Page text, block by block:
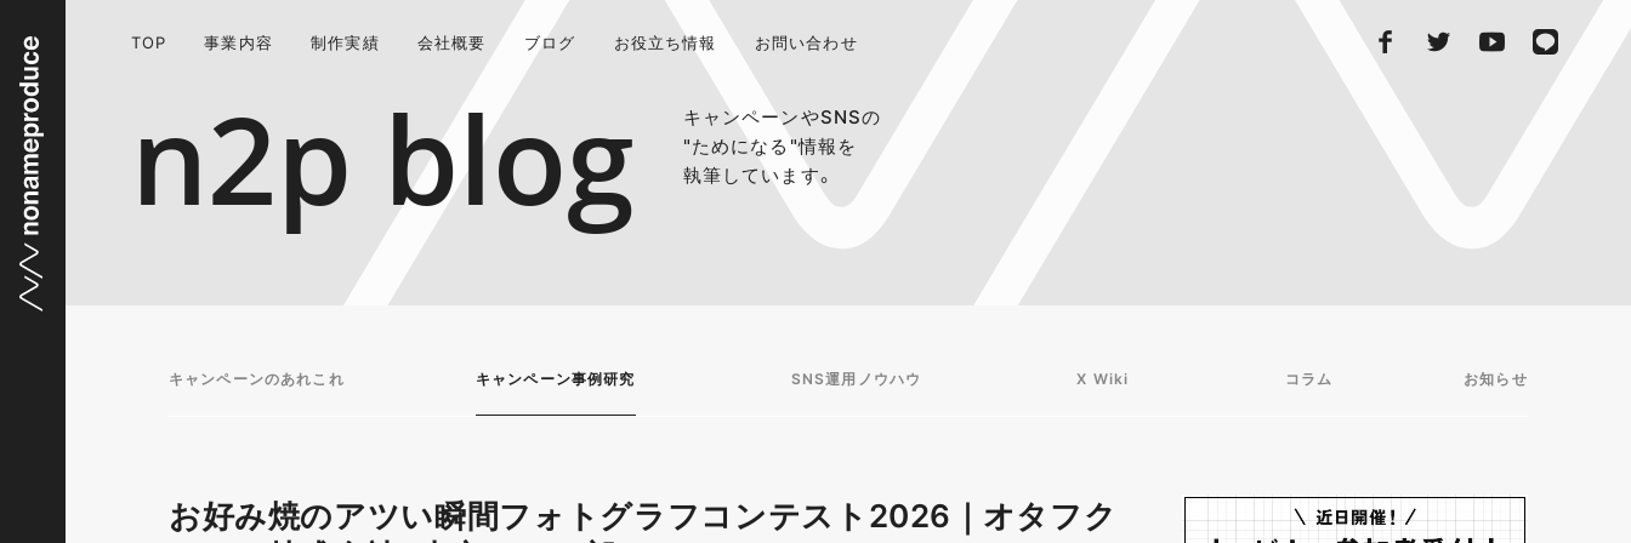
TOP 事業内容 制作実績 会社概要 ブログ お役立ち情報 お問い合わせ
n2p blog
キャンペーンやSNSの
"ためになる"情報を
執筆しています。
キャンペーンのあれこれ キャンペーン事例研究 SNS運用ノウハウ X Wiki コラム お知らせ
お好み焼のアツい瞬間フォトグラフコンテスト2026｜オタフク